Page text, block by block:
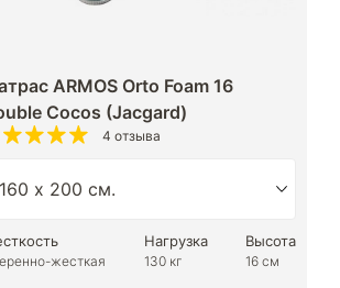
ARMOS Orto Foam 16
Cocos (Jacgard)
4 отзыва
жесткая
Нагрузка
130 кг
Высота
16 см